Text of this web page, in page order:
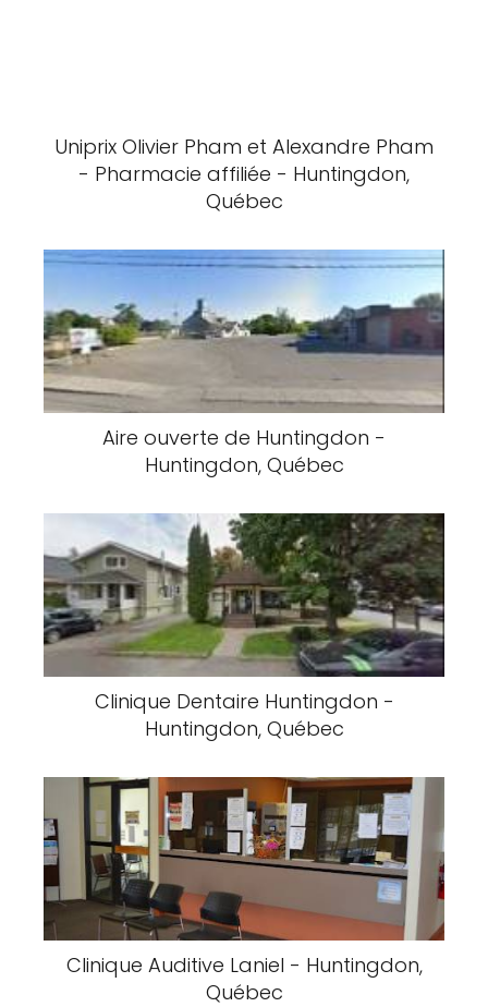
Uniprix Olivier Pham et Alexandre Pham
- Pharmacie affiliée - Huntingdon,
Québec
Aire ouverte de Huntingdon -
Huntingdon, Québec
Clinique Dentaire Huntingdon -
Huntingdon, Québec
Clinique Auditive Laniel - Huntingdon,
Québec